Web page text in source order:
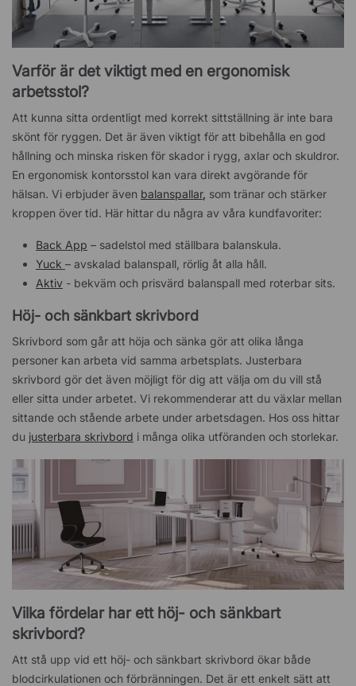
Varför är det viktigt med en ergonomisk
arbetsstol?
Att kunna sitta ordentligt med korrekt sittställning är inte bara
skönt för ryggen. Det är även viktigt för att bibehålla en god
hållning och minska risken för skador i rygg, axlar och skuldror.
En ergonomisk kontorsstol kan vara direkt avgörande för
hälsan. Vi erbjuder även balanspallar, som tränar och stärker
kroppen över tid. Här hittar du några av våra kundfavoriter:
Back App – sadelstol med ställbara balanskula.
Yuck – avskalad balanspall, rörlig åt alla håll.
Aktiv - bekväm och prisvärd balanspall med roterbar sits.
Höj- och sänkbart skrivbord
Skrivbord som går att höja och sänka gör att olika långa
personer kan arbeta vid samma arbetsplats. Justerbara
skrivbord gör det även möjligt för dig att välja om du vill stå
eller sitta under arbetet. Vi rekommenderar att du växlar mellan
sittande och stående arbete under arbetsdagen. Hos oss hittar
du justerbara skrivbord i många olika utföranden och storlekar.
Vilka fördelar har ett höj- och sänkbart
skrivbord?
Att stå upp vid ett höj- och sänkbart skrivbord ökar både
blodcirkulationen och förbränningen. Det är ett enkelt sätt att